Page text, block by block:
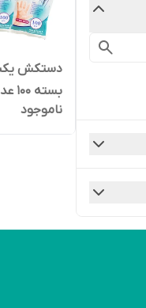
دستکش
بسته 100 عددی
ناموجود